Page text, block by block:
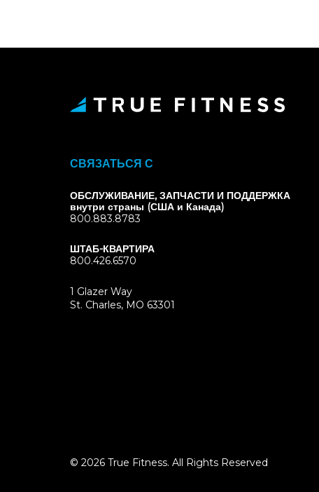
СВЯЗАТЬСЯ С
ОБСЛУЖИВАНИЕ, ЗАПЧАСТИ И ПОДДЕРЖКА
внутри страны (США и Канада)
800.883.8783
ШТАБ-КВАРТИРА
800.426.6570
1 Glazer Way
St. Charles, MO 63301
© 2026 True Fitness. All Rights Reserved